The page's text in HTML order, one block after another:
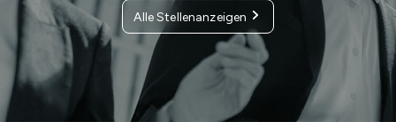
Alle Stellenanzeigen